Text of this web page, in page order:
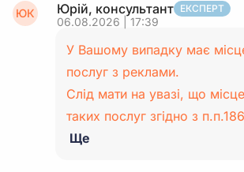
ЮК Юрій, консультант ЕКСПЕРТ
06.08.2026 | 17:39
У Вашому випадку має
послуг з реклами.
Слід мати на увазі, що
таких послуг згідно з
Ще